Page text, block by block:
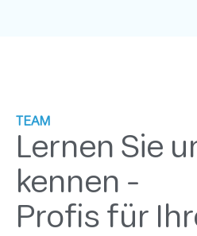
TEAM
Lernen Sie
kennen -
Profis für